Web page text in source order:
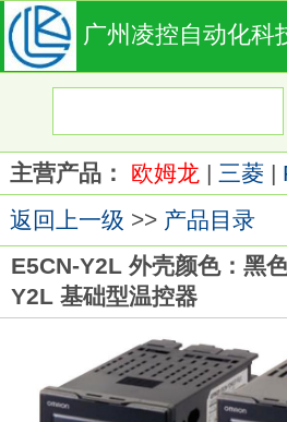
广州凌控自动化科
主营产品： 欧姆龙 | 三菱 |
返回上一级 >> 产品目录
E5CN-Y2L 外壳颜色：黑
Y2L 基础型温控器